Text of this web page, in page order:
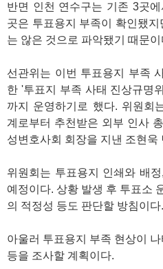
반면 인천 연수구는 기존 3곳
곳은 투표용지 부족이 확인됐지
는 않은 것으로 파악됐기 때문이
선관위는 이번 투표용지 부족
한 '투표지 부족 사태 진상규명
까지 운영하기로 했다. 위원회
계로부터 추천받은 외부 인사
성변호사회 회장을 지낸 조현욱
위원회는 투표용지 인쇄와 배
예정이다. 상황 발생 후 투표소
의 적정성 등도 판단할 방침이다.
아울러 투표용지 부족 현상이
등을 조사할 계획이다.